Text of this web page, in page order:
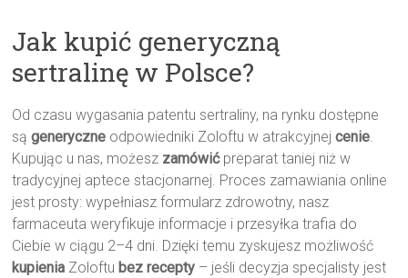
Jak kupić generyczną
sertralinę w Polsce?
Od czasu wygasania patentu sertraliny, na rynku dostępne
sągeneryczne odpowiedniki Zoloftu w atrakcyjnejcenie.
Kupując u nas, możesz zamówićpreparat taniej niż w
tradycyjnej aptece stacjonarnej. Proces zamawiania online
jest prosty: wypełniasz formularz zdrowotny, nasz
farmaceuta weryfikuje informacje i przesyłka trafia do
Ciebie w ciągu 2–4 dni. Dzięki temu zyskujesz możliwość
kupienia Zoloftu bez recepty – jeśli decyzja specjalisty jest